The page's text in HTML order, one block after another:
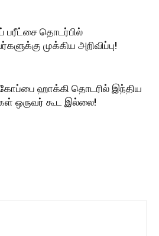
பரீட்சை தொடர்பில்
முக்கிய அறிவிப்பு!
ஹாக்கி தொடரில் இந்திய
ஒருவர் கூட இல்லை!